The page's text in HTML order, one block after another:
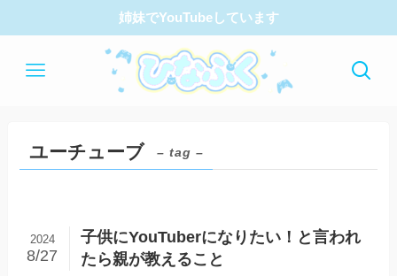
姉妹でYouTubeしています
ユーチューブ – tag –
子供にYouTuberになりたい！と言われ
たら親が教えること
2024
8/27